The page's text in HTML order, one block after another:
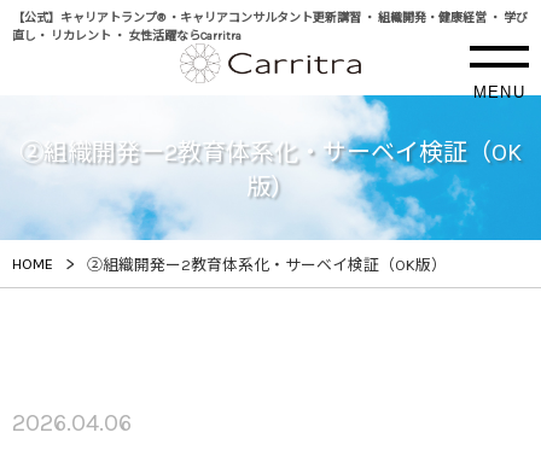
【公式】キャリアトランプ® ・キャリアコンサルタント更新講習 ・ 組織開発・健康経営 ・ 学び
直し・ リカレント ・ 女性活躍ならCarritra
MENU
②組織開発ー2教育体系化・サーベイ検証（OK
版）
HOME > ②組織開発ー2教育体系化・サーベイ検証（OK版）
2026.04.06